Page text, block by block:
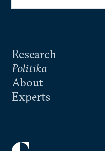
Research
Politika
About
Experts